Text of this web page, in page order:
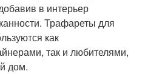
в интерьер
Трафареты для
как
так и любителями,
дом.